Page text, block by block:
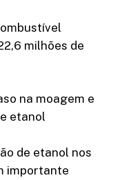
milhões de
na moagem e
etanol
de etanol nos
importante